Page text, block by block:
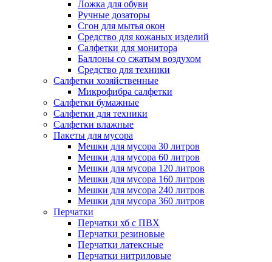
Ложка для обуви
Ручные дозаторы
Сгон для мытья окон
Средство для кожаных изделий
Салфетки для монитора
Баллоны со сжатым воздухом
Средство для техники
Салфетки хозяйственные
Микрофибра салфетки
Салфетки бумажные
Салфетки для техники
Салфетки влажные
Пакеты для мусора
Мешки для мусора 30 литров
Мешки для мусора 60 литров
Мешки для мусора 120 литров
Мешки для мусора 160 литров
Мешки для мусора 240 литров
Мешки для мусора 360 литров
Перчатки
Перчатки хб с ПВХ
Перчатки резиновые
Перчатки латексные
Перчатки нитриловые